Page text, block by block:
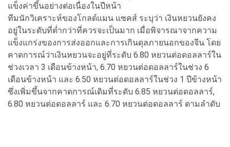
แข็งค่าขึ้นอย่างต่อเนื่องในปีหน้า
ทีมนักวิเคราะห์ของโกลด์แมน แซคส์ ระบุว่า เงินหยวนยังคง
อยู่ในระดับที่ต่ำกว่าที่ควรจะเป็นมาก เมื่อพิจารณาจากความ
แข็งแกร่งของการส่งออกและการเกินดุลภายนอกของจีน โดย
คาดการณ์ว่าเงินหยวนจะอยู่ที่ระดับ 6.80 หยวนต่อดอลลาร์ใน
ช่วงเวลา 3 เดือนข้างหน้า, 6.70 หยวนต่อดอลลาร์ในช่วง 6
เดือนข้างหน้า และ 6.50 หยวนต่อดอลลาร์ในช่วง 1 ปีข้างหน้า
ซึ่งเพิ่มขึ้นจากคาดการณ์เดิมที่ระดับ 6.85 หยวนต่อดอลลาร์,
6.80 หยวนต่อดอลลาร์ และ 6.70 หยวนต่อดอลลาร์ ตามลำดับ